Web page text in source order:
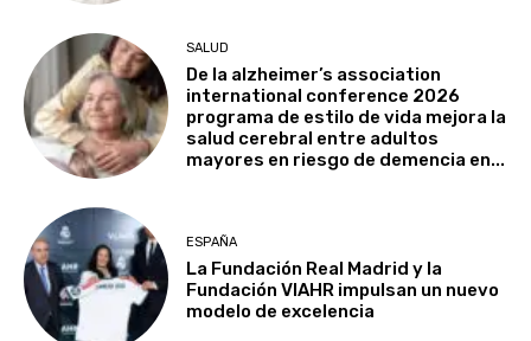
SALUD
De la alzheimer’s association
international conference 2026
programa de estilo de vida mejora la
salud cerebral entre adultos
mayores en riesgo de demencia en...
ESPAÑA
La Fundación Real Madrid y la
Fundación VIAHR impulsan un nuevo
modelo de excelencia